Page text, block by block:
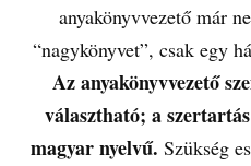
anyakönyvvezető már
“nagykönyvet”, csak egy
Az anyakönyvvezető
választható; a
magyar nyelvű. Szükség